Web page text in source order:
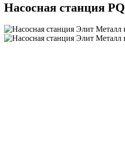
Насосная станция PQ